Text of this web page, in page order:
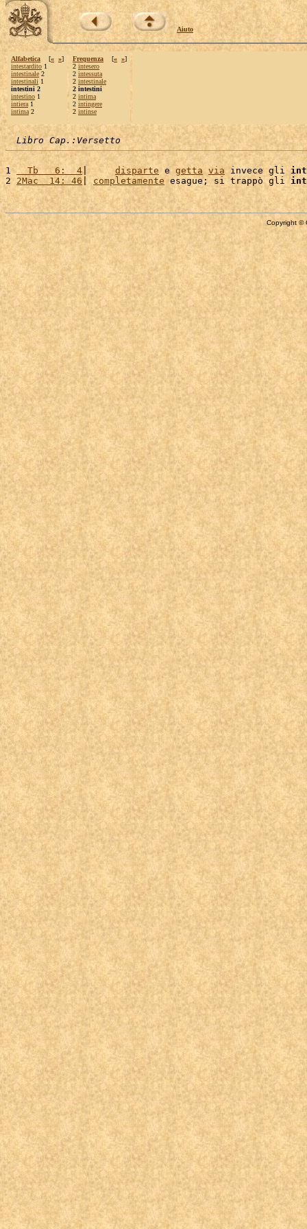
Aiuto
Alfabetica [« »]
intestardito 1
intestinale 2
intestinali 1
intestini 2
intestino 1
intiera 1
intima 2
Frequenza [« »]
2 intesero
2 intessuta
2 intestinale
2 intestini
2 intima
2 intingere
2 intinse
Libro Cap.:Versetto
1
  Tb   6:  4
| disparte e getta via invece gli
2 2Mac  14: 46 completamente esague; si trappò gli
Copyright ©